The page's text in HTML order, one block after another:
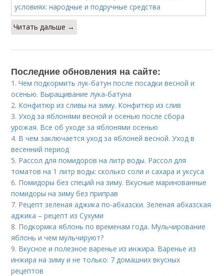
Читать дальше →
Последние обновления на сайте:
1.Чем подкормить лук-батун после посадки весной и
осенью. Выращивание лука-батуна
2. Конфитюр из сливы на зиму. Конфитюр из слив
3.Уход за яблонями весной и осенью после сбора
урожая. Все об уходе за яблонями осенью
4. В чем заключается уход за яблоней весной. Уход в
весенний период
5. Рассол для помидоров на литр воды. Рассол для
томатов на 1 литр воды: сколько соли и сахара и уксуса
6. Помидоры без специй на зиму. Вкусные маринованные
помидоры на зиму без приправ
7. Рецепт зеленая аджика по-абхазски. Зеленая абхазская
аджика – рецепт из Сухуми
8. Подкормка яблонь по временам года. Мульчирование
яблонь и чем мульчируют?
9. Вкусное и полезное варенье из инжира. Варенье из
инжира на зиму и не только: 7 домашних вкусных
рецептов